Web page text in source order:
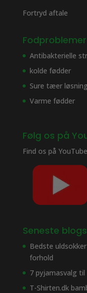
Fortryd aftale
Fodproblemer
Antibakterielle
kolde fødder
Sure tæer løsning
Varme fødder
Følg os på
Find os på YouTube
Seneste blogs
Bedste
forhold
7 pyjamasvalg
T-Shirten.dk